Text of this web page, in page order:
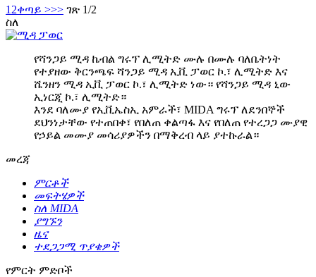
1 2ቀጣይ >>> ገጽ 1/2
ስለ
የሻንጋይ ሚዳ ኬብል ግሩፕ ሊሚትድ ሙሉ በሙሉ ባለቤትነት
የተያዘው ቅርንጫፍ ሻንጋይ ሚዳ ኢቪ ፓወር ኮ.፣ ሊሚትድ እና
ሼንዘን ሚዳ ኢቪ ፓወር ኮ.፣ ሊሚትድ ነው። የሻንጋይ ሚዳ ኒው
ኢነርጂ ኮ.፣ ሊሚትድ።
እንደ ባለሙያ የኢቪኤስኢ አምራች፣ MIDA ግሩፕ ለደንበኞች
ደህንነታቸው የተጠበቀ፣ የበለጠ ቀልጣፋ እና የበለጠ የተረጋጋ ሙያዊ
የኃይል መሙያ መሳሪያዎችን በማቅረብ ላይ ያተኩራል።
መረጃ
ምርቶች
መፍትሄዎች
ስለ MIDA
ያግኙን
ዜና
ተደጋጋሚ ጥያቄዎች
የምርት ምድቦች